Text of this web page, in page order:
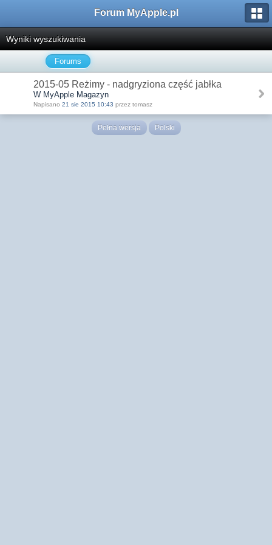
Forum MyApple.pl
Wyniki wyszukiwania
Forums
2015-05 Reżimy - nadgryziona część jabłka
W MyApple Magazyn
Napisano 21 sie 2015 10:43 przez tomasz
Pełna wersja Polski